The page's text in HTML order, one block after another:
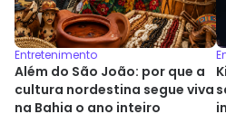
Entretenimento
Além do São João: por que a
cultura nordestina segue viva
na Bahia o ano inteiro